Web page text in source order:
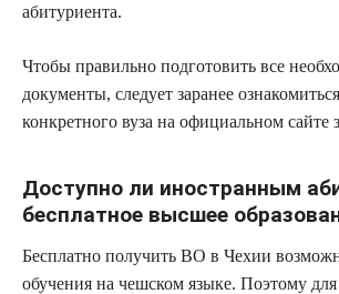
абитуриента.
Чтобы правильно подготовить все
документы, следует заранее
конкретного вуза на официальном сайте
Доступно ли иностранным
бесплатное высшее
Бесплатно получить ВО в Чехии
обучения на чешском языке. Поэтому